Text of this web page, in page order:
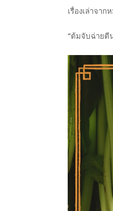
เรื่องเล่าจา
“ต้มจับฉ่ายตี